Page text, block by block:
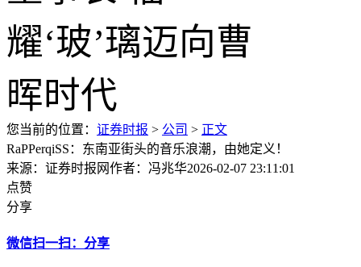
您当前的位置： 证券时报 > 公司 > 正文
RaPPerqiSS：东南亚街头的音乐浪潮，由她定义！
来源：证券时报网作者：冯兆华2026-02-07 23:11:01
点赞
分享
微信扫一扫：分享